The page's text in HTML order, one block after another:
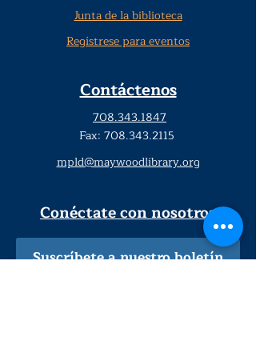
Junta de la biblioteca
Regístrese para eventos
Contáctenos
708.343.1847
Fax: 708.343.2115
mpld@maywoodlibrary.org
Conéctate con nosotros
Suscríbete a nuestro boletín